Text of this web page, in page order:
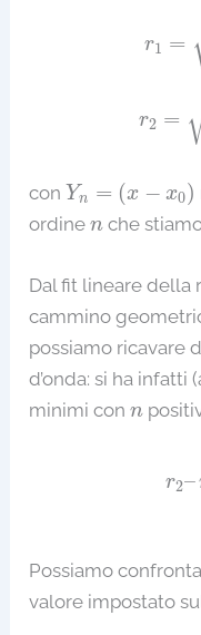
r1 =
r2 =
conYn = (x − x0)
Yn −
ordinen
n che
Dal fit lineare della
cammino
possiamo ricavare
d’onda: si ha infatti
minimi conn
n
r2–
Possiamo
valore impostato